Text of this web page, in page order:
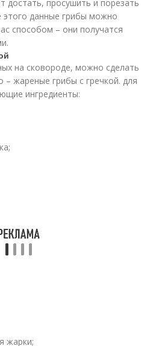
достать, просушить и порезать
этого данные грибы можно
способом – они получатся
на сковороде, можно сделать
– жареные грибы с гречкой. для
ингредиенты:
жарки;